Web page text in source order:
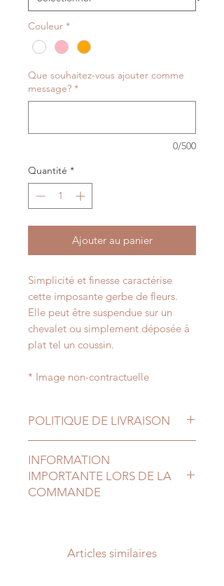
Couleur *
Que souhaitez-vous ajouter comme
message? *
0/500
Quantité *
Ajouter au panier
Simplicité et finesse caractérise
cette imposante gerbe de fleurs.
Elle peut être suspendue sur un
chevalet ou simplement déposée à
plat tel un coussin.
* Image non-contractuelle
POLITIQUE DE LIVRAISON
entre 13h00 et 18h00,
le jour ouvrable suivant le jour de la
commande.
Livraison - 5,00€ :
INFORMATION
IMPORTANTE LORS DE LA
COMMANDE
processus de commande :
Articles similaires